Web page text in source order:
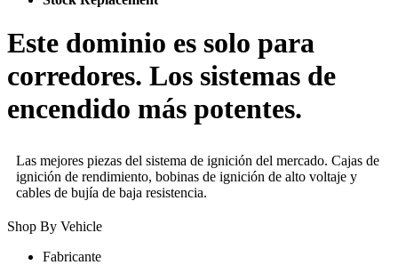
Este dominio es solo para
corredores. Los sistemas de
encendido más potentes.
Las mejores piezas del sistema de ignición del mercado. Cajas de
ignición de rendimiento, bobinas de ignición de alto voltaje y
cables de bujía de baja resistencia.
Shop By Vehicle
Fabricante